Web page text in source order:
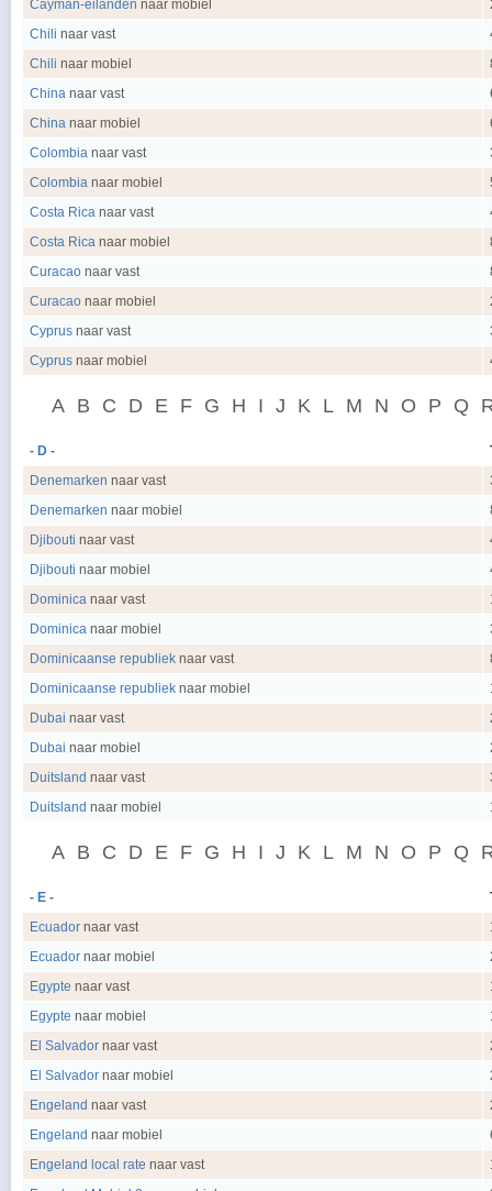
Cayman-eilanden naar mobiel
Chili naar vast
Chili naar mobiel
China naar vast
China naar mobiel
Colombia naar vast
Colombia naar mobiel
Costa Rica naar vast
Costa Rica naar mobiel
Curacao naar vast
Curacao naar mobiel
Cyprus naar vast
Cyprus naar mobiel
A B C D E F G H I J K L M N O P Q
- D -
Denemarken naar vast
Denemarken naar mobiel
Djibouti naar vast
Djibouti naar mobiel
Dominica naar vast
Dominica naar mobiel
Dominicaanse republiek naar vast
Dominicaanse republiek naar mobiel
Dubai naar vast
Dubai naar mobiel
Duitsland naar vast
Duitsland naar mobiel
A B C D E F G H I J K L M N O P Q
- E -
Ecuador naar vast
Ecuador naar mobiel
Egypte naar vast
Egypte naar mobiel
El Salvador naar vast
El Salvador naar mobiel
Engeland naar vast
Engeland naar mobiel
Engeland local rate naar vast